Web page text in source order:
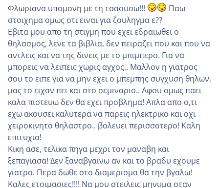
Φλωριανα υπομονη με τη τσαουσω!!!
Παω
στοιχημα ομως οτι ειναι για ζουληγμα ε??
Εβιτα μου απο τη στιγμη που εχει εδραιωθει ο
θηλασμος, λενε τα βιβλια, δεν πειραζει που και που να
αντλεις και να της δινεις με το μπιμπερο. Για να
μπορεις να λειπεις χωρις αγχος.. Μαλλον η γιατρος
σου το ειπε για να μην εχει ο μπεμπης συγχυση θηλων,
μας το ειχαν πει και στο σεμιναριο.. Αφου ομως παει
καλα πιστευω δεν θα εχει προβλημα! Απλα απο ο,τι
εχω ακουσει καλυτερα να παρεις ηλεκτρικο και οχι
χειροκινητο θηλαστρο.. βολευει περισσοτερο! Καλη
επιτυχια!
Κικη ασε, τελικα πηγα μεχρι τον μαναβη και
ξεπαγιασα! Δεν ξαναβγαινω αν και το βραδυ εχουμε
γιατρο. Περα δωθε στο διαμερισμα θα την βγαλω!
Καλες ετοιμασιες!!!! Να μου στειλεις μηνυμα οταν